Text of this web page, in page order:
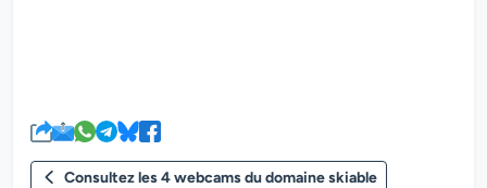
Consultez les 4 webcams du domaine skiable